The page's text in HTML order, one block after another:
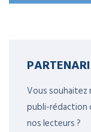
Vous souhaitez
publi-rédaction
nos lecteurs ?